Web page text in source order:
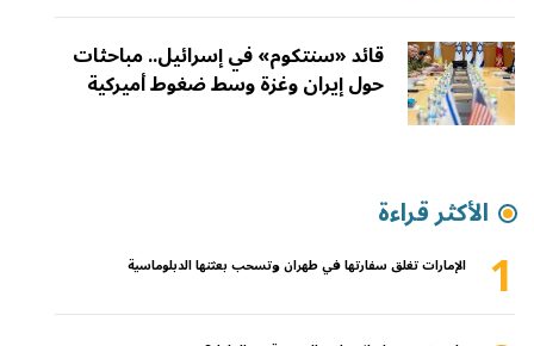
قائد «سنتكوم» في إسرائيل.. مباحثات
حول إيران وغزة وسط ضغوط أميركية
الأكثر قراءة
1 الإمارات تغلق سفارتها في طهران وتسحب بعثتها الدبلوماسية